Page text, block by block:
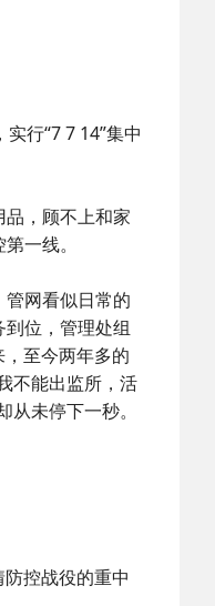
行“7 7 14”集中
，顾不上和家
一线。
网看似日常的
位，管理处组
至今两年多的
不能出监所，活
未停下一秒。
控战役的重中